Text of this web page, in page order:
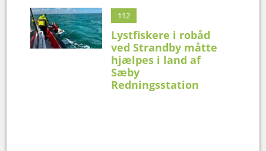
112
Lystfiskere i robåd
ved Strandby måtte
hjælpes i land af
Sæby
Redningsstation